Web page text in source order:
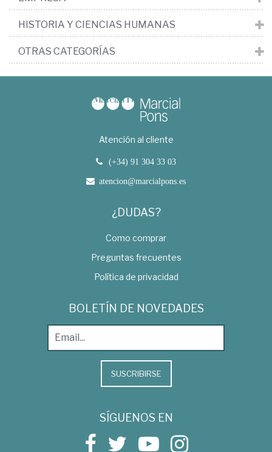
HISTORIA Y CIENCIAS HUMANAS
OTRAS CATEGORÍAS
Atención al cliente
(+34) 91 304 33 03
atencion@marcialpons.es
¿DUDAS?
Como comprar
Preguntas frecuentes
Política de privacidad
BOLETÍN DE NOVEDADES
SUSCRIBIRSE
SÍGUENOS EN